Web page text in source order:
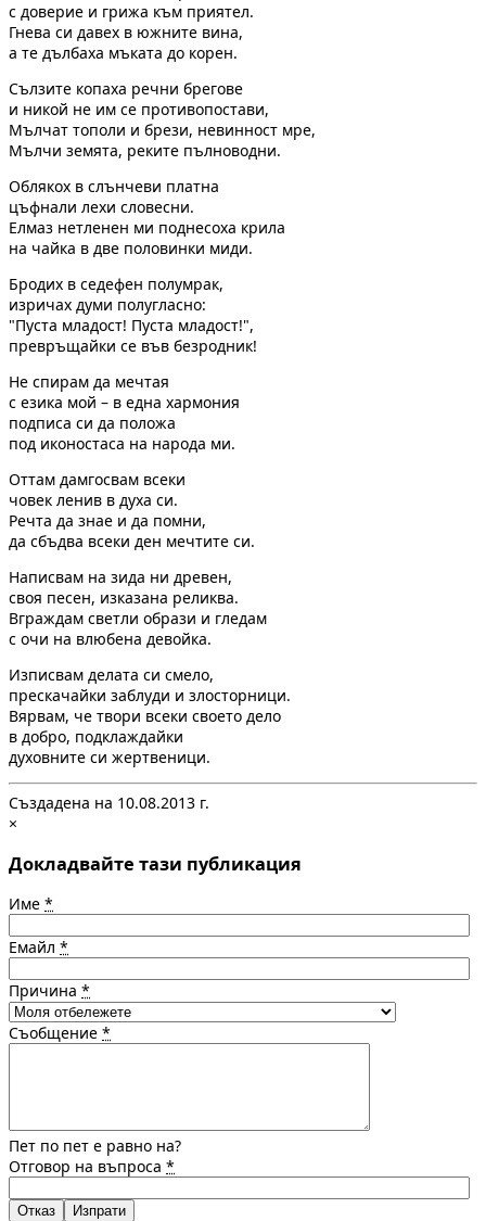
с доверие и грижа към приятел.
Гнева си давех в южните вина,
а те дълбаха мъката до корен.
Сълзите копаха речни брегове
и никой не им се противопостави,
Мълчат тополи и брези, невинност мре,
Мълчи земята, реките пълноводни.
Облякох в слънчеви платна
цъфнали лехи словесни.
Елмаз нетленен ми поднесоха крила
на чайка в две половинки миди.
Бродих в седефен полумрак,
изричах думи полугласно:
"Пуста младост! Пуста младост!",
превръщайки се във безродник!
Не спирам да мечтая
с езика мой – в една хармония
подписа си да положа
под иконостаса на народа ми.
Оттам дамгосвам всеки
човек ленив в духа си.
Речта да знае и да помни,
да сбъдва всеки ден мечтите си.
Написвам на зида ни древен,
своя песен, изказана реликва.
Вграждам светли образи и гледам
с очи на влюбена девойка.
Изписвам делата си смело,
прескачайки заблуди и злосторници.
Вярвам, че твори всеки своето дело
в добро, подклаждайки
духовните си жертвеници.
Създадена на 10.08.2013 г.
×
Докладвайте тази публикация
Име *
Емайл *
Причина *
Съобщение *
Пет по пет е равно на?
Отговор на въпроса *
Отказ